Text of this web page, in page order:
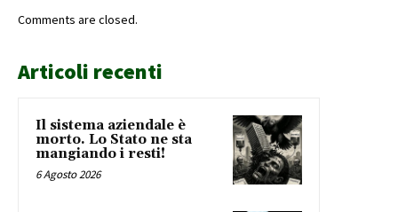
Comments are closed.
Articoli recenti
Il sistema aziendale è
morto. Lo Stato ne sta
mangiando i resti!
6 Agosto 2026